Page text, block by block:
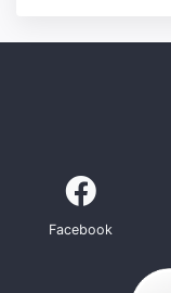
Facebook